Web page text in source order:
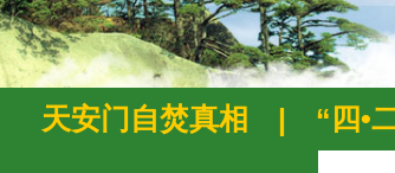
天安门自焚真相 | “四•